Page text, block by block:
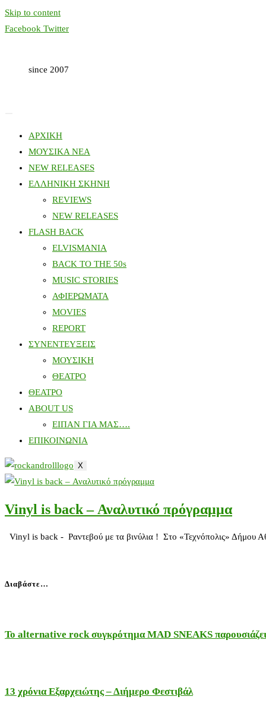
Skip to content
Facebook Twitter
since 2007
ΑΡΧΙΚΗ
ΜΟΥΣΙΚΑ ΝΕΑ
NEW RELEASES
ΕΛΛΗΝΙΚΗ ΣΚΗΝΗ
REVIEWS
NEW RELEASES
FLASH BACK
ELVISMANIA
BACK TO THE 50s
MUSIC STORIES
ΑΦΙΕΡΩΜΑΤΑ
MOVIES
REPORT
ΣΥΝΕΝΤΕΥΞΕΙΣ
ΜΟΥΣΙΚΗ
ΘΕΑΤΡΟ
ΘΕΑΤΡΟ
ABOUT US
ΕΙΠΑΝ ΓΙΑ ΜΑΣ….
ΕΠΙΚΟΙΝΩΝΙΑ
X
Vinyl is back – Αναλυτικό πρόγραμμα
Vinyl is back - Ραντεβού με τα βινύλια ! Στo «Τεχνόπολις»
Διαβάστε…
Το alternative rock συγκρότημα MAD SNEAKS
13 χρόνια Εξαρχειώτης – Διήμερο Φεστιβάλ